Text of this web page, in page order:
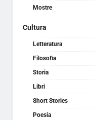
Mostre
Cultura
Letteratura
Filosofia
Storia
Libri
Short Stories
Poesia